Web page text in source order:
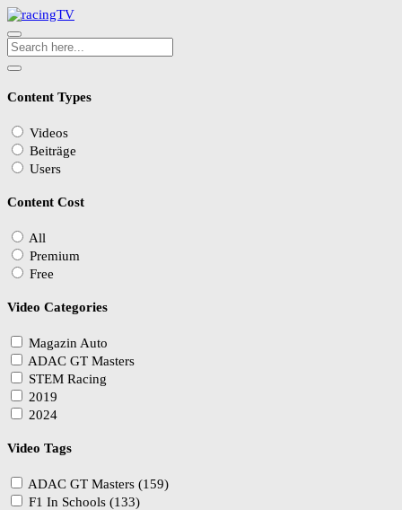
Content Types
Videos
Beiträge
Users
Content Cost
All
Premium
Free
Video Categories
Magazin Auto
ADAC GT Masters
STEM Racing
2019
2024
Video Tags
ADAC GT Masters (159)
F1 In Schools (133)